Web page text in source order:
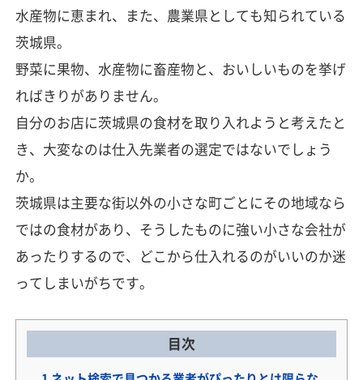
水産物に恵まれ、また、農業県としても知られている
茨城県。
野菜に果物、水産物に畜産物と、おいしいものを挙げ
ればきりがありません。
自分のお店に茨城県の食材を取り入れようと考えたと
き、大変なのは仕入先業者の選定ではないでしょう
か。
茨城県は主要な街以外の小さな町ごとにその地域なら
ではの食材があり、そうしたものに強い小さな会社が
あったりするので、どこから仕入れるのがいいのか迷
ってしまいがちです。
目次